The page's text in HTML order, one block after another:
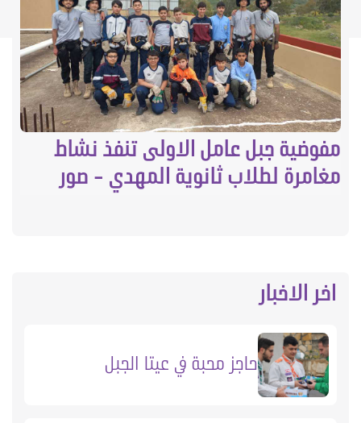
مفوضية جبل عامل الاولى تنفذ نشاط
مغامرة لطلاب ثانوية المهدي - صور
اخر الاخبار
حاجز محبة في عيتا الجبل